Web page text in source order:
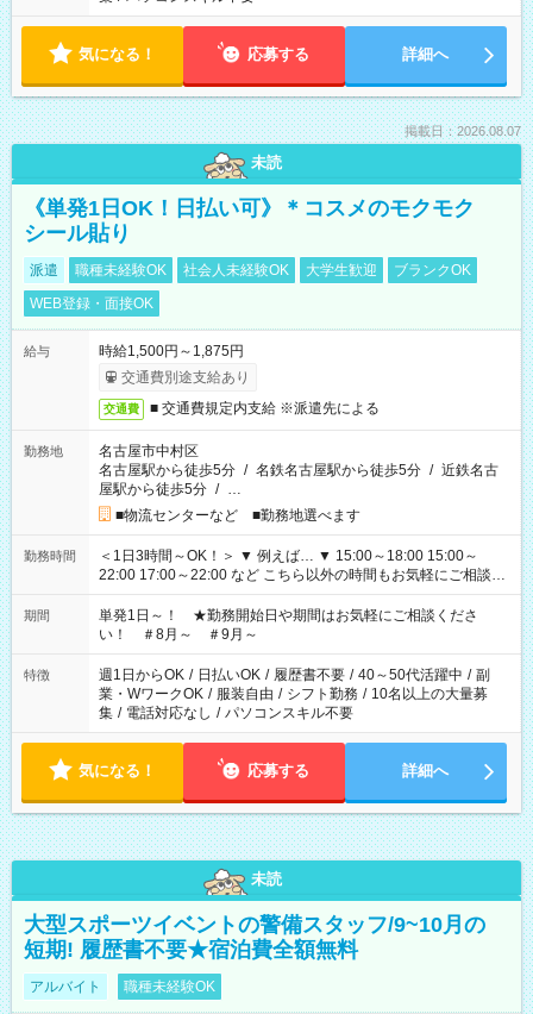
気になる！ 応募する 詳細へ
掲載日：2026.08.07
未読
《単発1日OK！日払い可》＊コスメのモクモク
シール貼り
派遣 職種未経験OK 社会人未経験OK 大学生歓迎
ブランクOK
WEB登録・面接OK
給与
時給1,500円～1,875円
交通費別途支給あり
交通費 ■ 交通費規定内支給 ※派遣先による
勤務地
名古屋市中村区
名古屋駅から徒歩5分 / 名鉄名古屋駅から徒歩5分 / 近鉄名古
屋駅から徒歩5分 / …
■物流センターなど ■勤務地選べます
勤務時間
＜1日3時間～OK！＞ ▼ 例えば… ▼ 15:00～18:00 15:00～
22:00 17:00～22:00 など こちら以外の時間もお気軽にご相談く
ださい！
期間
単発1日～！ ★勤務開始日や期間はお気軽にご相談くださ
い！ ＃8月～ ＃9月～
特徴 週1日からOK / 日払いOK / 履歴書不要 / 40～50代活躍中 / 副
業・WワークOK / 服装自由 / シフト勤務 / 10名以上の大量募
集 / 電話対応なし / パソコンスキル不要
気になる！ 応募する 詳細へ
未読
大型スポーツイベントの警備スタッフ/9~10月の
短期! 履歴書不要★宿泊費全額無料
アルバイト 職種未経験OK